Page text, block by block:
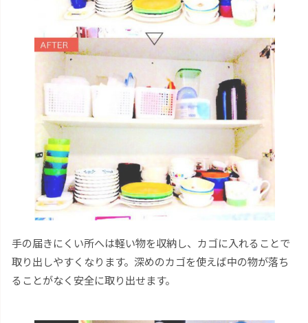
手の届きにくい所へは軽い物を収納し、カゴに入れることで
取り出しやすくなります。深めのカゴを使えば中の物が落ち
ることがなく安全に取り出せます。